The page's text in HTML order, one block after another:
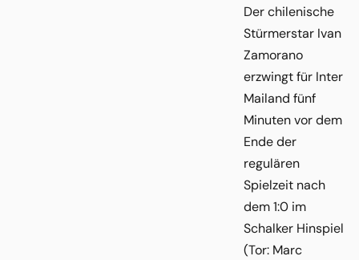
Der chilenische
Stürmerstar Ivan
Zamorano
erzwingt für Inter
Mailand fünf
Minuten vor dem
Ende der
regulären
Spielzeit nach
dem 1:0 im
Schalker Hinspiel
(Tor: Marc